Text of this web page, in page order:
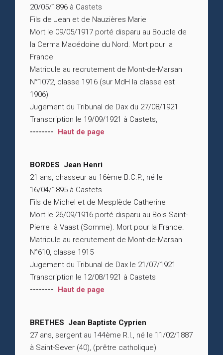
20/05/1896 à Castets
Fils de Jean et de Nauzières Marie
Mort le 09/05/1917 porté disparu au Boucle de
la Cerma Macédoine du Nord. Mort pour la
France
Matricule au recrutement de Mont-de-Marsan
N°1072, classe 1916 (sur MdH la classe est
1906)
Jugement du Tribunal de Dax du 27/08/1921
Transcription le 19/09/1921 à Castets,
-------- Haut de page
BORDES Jean Henri
21 ans, chasseur au 16ème B.C.P., né le
16/04/1895 à Castets
Fils de Michel et de Mesplède Catherine
Mort le 26/09/1916 porté disparu au Bois Saint-
Pierre à Vaast (Somme). Mort pour la France.
Matricule au recrutement de Mont-de-Marsan
N°610, classe 1915
Jugement du Tribunal de Dax le 21/07/1921
Transcription le 12/08/1921 à Castets
-------- Haut de page
BRETHES Jean Baptiste Cyprien
27 ans, sergent au 144ème R.I., né le 11/02/1887
à Saint-Sever (40), (prêtre catholique)